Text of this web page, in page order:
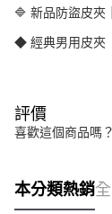
🔷 新品防盜皮夾
◆ 經典男用皮夾
評價
喜歡這個商品嗎
本分類熱銷